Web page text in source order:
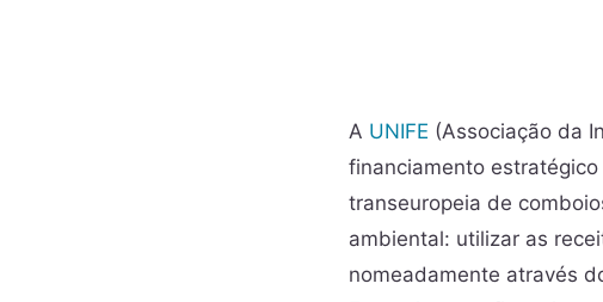
A UNIFE (Associação da
financiamento
transeuropeia de
ambiental: utilizar as
nomeadamente através